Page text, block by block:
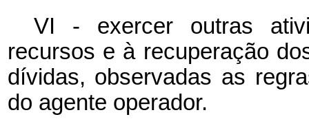
VI - exercer outras
recursos e à recuperação
dívidas, observadas as
do agente operador.